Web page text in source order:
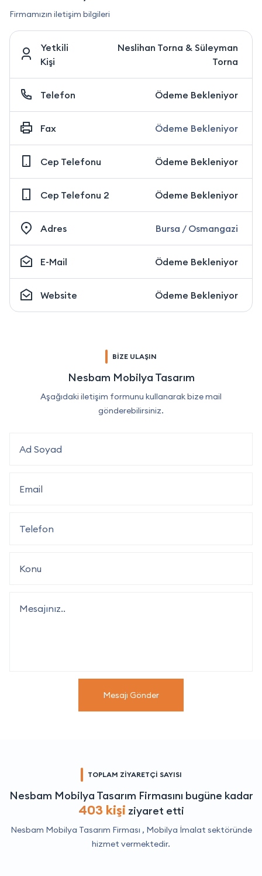
Firmamızın iletişim bilgileri
Yetkili
Kişi
Neslihan Torna & Süleyman
Torna
Telefon Ödeme Bekleniyor
Fax Ödeme Bekleniyor
Cep Telefonu Ödeme Bekleniyor
Cep Telefonu 2 Ödeme Bekleniyor
Adres Bursa / Osmangazi
E-Mail Ödeme Bekleniyor
Website Ödeme Bekleniyor
BİZE ULAŞIN
Nesbam Mobilya Tasarım
Aşağıdaki iletişim formunu kullanarak bize mail
gönderebilirsiniz.
Mesajı Gönder
TOPLAM ZİYARETÇİ SAYISI
Nesbam Mobilya Tasarım Firmasını bugüne kadar
403 kişi ziyaret etti
Nesbam Mobilya Tasarım Firması , Mobilya İmalat sektöründe
hizmet vermektedir.